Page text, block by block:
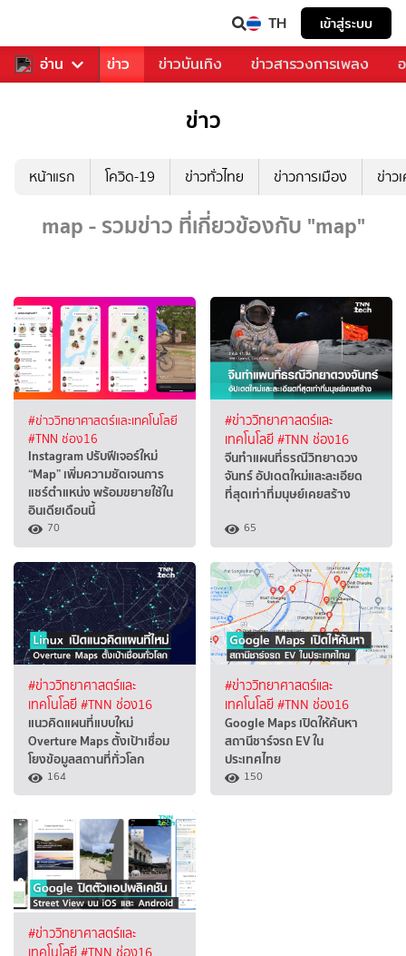
TH เข้าสู่ระบบ
อ่าน
คุณ กีฬา ข่าว ข่าวบันเทิง ข่าวสารวงการเพลง
ข่าว
หน้าแรก โควิด-19 ข่าวทั่วไทย ข่าวการเมือง ข่าว
map - รวมข่าว ที่เกี่ยวข้องกับ "map"
#ข่าววิทยาศาสตร์และเทคโนโลยี
#TNN ช่อง16
Instagram ปรับฟีเจอร์ใหม่
“Map” เพิ่มความชัดเจนการ
แชร์ตำแหน่ง พร้อมขยายใช้ใน
อินเดียเดือนนี้
70
#ข่าววิทยาศาสตร์และ
เทคโนโลยี#TNN ช่อง16
จีนทำแผนที่ธรณีวิทยาดวง
จันทร์ อัปเดตใหม่และละเอียด
ที่สุดเท่าที่มนุษย์เคยสร้าง
65
#ข่าววิทยาศาสตร์และ
เทคโนโลยี#TNN ช่อง16
แนวคิดแผนที่แบบใหม่
Overture Maps ตั้งเป้าเชื่อม
โยงข้อมูลสถานที่ทั่วโลก
164
#ข่าววิทยาศาสตร์และ
เทคโนโลยี#TNN ช่อง16
Google Maps เปิดให้ค้นหา
สถานีชาร์จรถ EV ใน
ประเทศไทย
150
#ข่าววิทยาศาสตร์และ